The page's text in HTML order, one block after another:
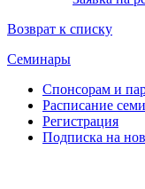
Возврат к списку
Семинары
Спонсорам и
Расписание
Регистрация
Подписка на